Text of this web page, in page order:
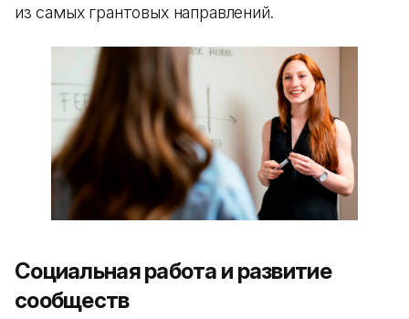
из самых грантовых направлений.
Социальная работа и развитие
сообществ